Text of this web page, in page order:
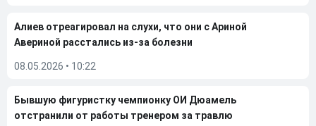
Алиев отреагировал на слухи, что они с Ариной
Авериной расстались из-за болезни
08.05.2026 • 10:22
Бывшую фигуристку чемпионку ОИ Дюамель
отстранили от работы тренером за травлю